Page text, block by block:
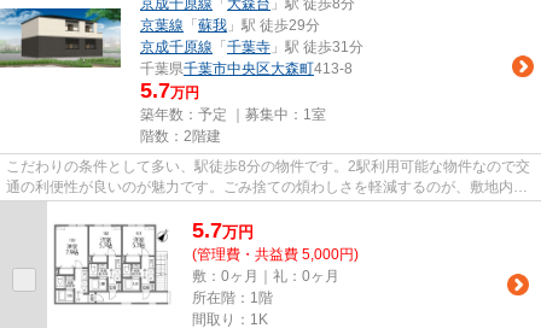
京成千原線 「 大森台 」駅 徒歩8分
京葉線 「 蘇我 」駅 徒歩29分
京成千原線 「 千葉寺 」駅 徒歩31分
千葉県千葉市中央区大森町413-8
5.7万円
築年数：予定 ｜募集中： 1室
階数：2階建
こだわりの条件として多い、駅徒歩8分の物件です。2駅利用可能な物件なので交
通の利便性が良いのが魅力です。ごみ捨ての煩わしさを軽減するのが、敷地内ご
5.7万円
(管理費・共益費 5,000円)
敷：0ヶ月｜礼：0ヶ月
所在階：1階
間取り：1K